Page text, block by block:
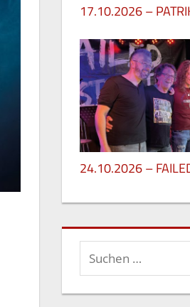
17.10.2026 –
24.10.2026 –
Suchen
nach: